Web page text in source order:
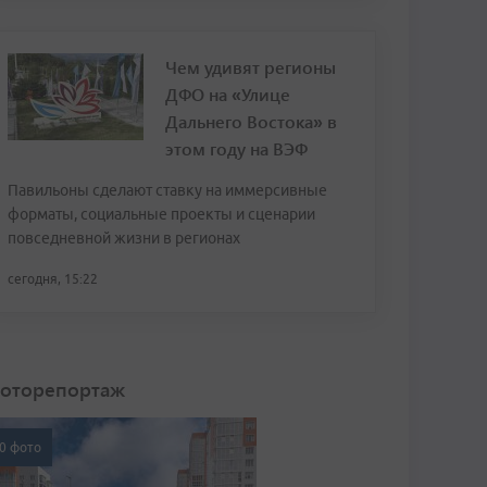
Чем удивят регионы
ДФО на «Улице
Дальнего Востока» в
этом году на ВЭФ
Павильоны сделают ставку на иммерсивные
форматы, социальные проекты и сценарии
повседневной жизни в регионах
сегодня, 15:22
фото